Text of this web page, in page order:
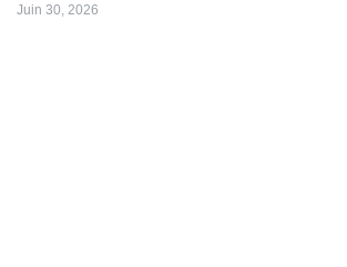
Juin 30, 2026